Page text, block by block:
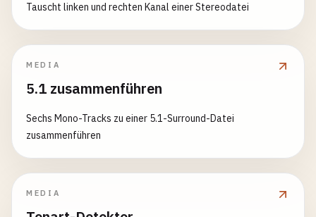
Tauscht linken und rechten Kanal einer Stereodatei
MEDIA
5.1 zusammenführen
Sechs Mono-Tracks zu einer 5.1-Surround-Datei
zusammenführen
MEDIA